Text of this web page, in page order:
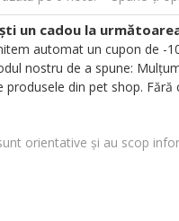
orientative și au scop
un cadou la
automat un cupon de -
nostru de a spune:
produsele din pet shop.